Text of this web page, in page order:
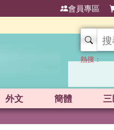
會員專區
熱搜：
外文 簡體